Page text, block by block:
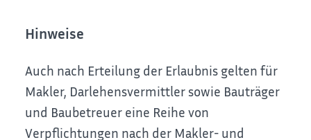
Hinweise
Auch nach Erteilung der Erlaubnis gelten für
Makler, Darlehensvermittler sowie Bauträger
und Baubetreuer eine Reihe von
Verpflichtungen nach der Makler- und